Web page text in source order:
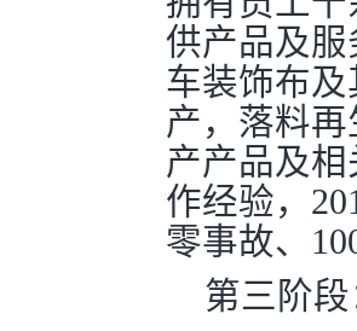
供产品及
车装饰布
产，落料
产产品及
作经验，
零事故、
第三阶